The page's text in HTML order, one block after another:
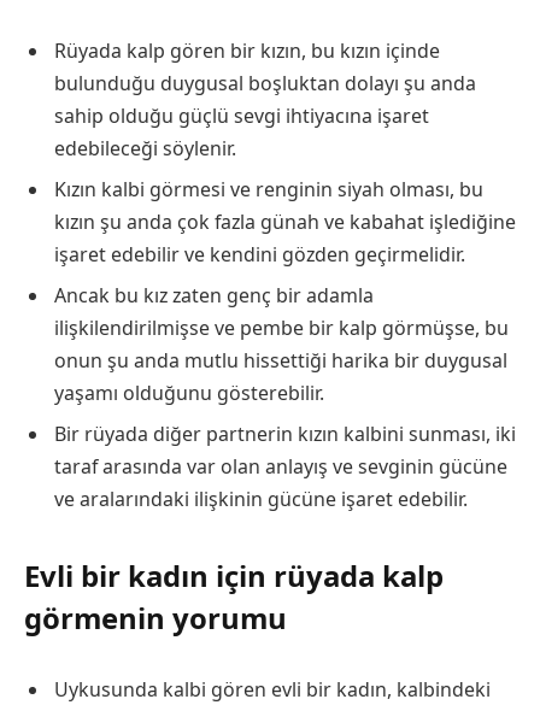
Rüyada kalp gören bir kızın, bu kızın içinde
bulunduğu duygusal boşluktan dolayı şu anda
sahip olduğu güçlü sevgi ihtiyacına işaret
edebileceği söylenir.
Kızın kalbi görmesi ve renginin siyah olması, bu
kızın şu anda çok fazla günah ve kabahat işlediğine
işaret edebilir ve kendini gözden geçirmelidir.
Ancak bu kız zaten genç bir adamla
ilişkilendirilmişse ve pembe bir kalp görmüşse, bu
onun şu anda mutlu hissettiği harika bir duygusal
yaşamı olduğunu gösterebilir.
Bir rüyada diğer partnerin kızın kalbini sunması, iki
taraf arasında var olan anlayış ve sevginin gücüne
ve aralarındaki ilişkinin gücüne işaret edebilir.
Evli bir kadın için rüyada kalp
görmenin yorumu
Uykusunda kalbi gören evli bir kadın, kalbindeki